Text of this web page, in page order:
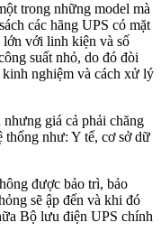
trong những model mà
các hãng UPS có mặt
với linh kiện và số
suất nhỏ, do đó đòi
nghiệm và cách xử lý
giá cả phải chăng
thống như: Y tế, cơ sở dữ
được bảo trì, bảo
sẽ ập đến và khi đó
Bộ lưu điện UPS chính